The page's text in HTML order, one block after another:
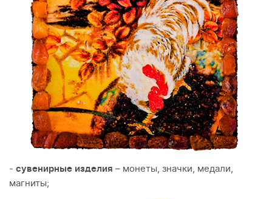
- сувенирные изделия – монеты, значки, медали,
магниты;